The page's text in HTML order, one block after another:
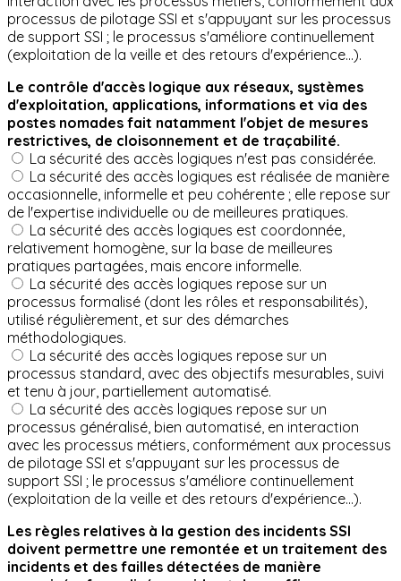
processus de pilotage SSI et s'appuyant sur les processus
de support SSI ; le processus s'améliore continuellement
(exploitation de la veille et des retours d'expérience...).
Le contrôle d'accès logique aux réseaux, systèmes
d'exploitation, applications, informations et via des
postes nomades fait natamment l'objet de mesures
restrictives, de cloisonnement et de traçabilité.
La sécurité des accès logiques n'est pas considérée.
La sécurité des accès logiques est réalisée de manière
occasionnelle, informelle et peu cohérente ; elle repose sur
de l'expertise individuelle ou de meilleures pratiques.
La sécurité des accès logiques est coordonnée,
relativement homogène, sur la base de meilleures
pratiques partagées, mais encore informelle.
La sécurité des accès logiques repose sur un
processus formalisé (dont les rôles et responsabilités),
utilisé régulièrement, et sur des démarches
méthodologiques.
La sécurité des accès logiques repose sur un
processus standard, avec des objectifs mesurables, suivi
et tenu à jour, partiellement automatisé.
La sécurité des accès logiques repose sur un
processus généralisé, bien automatisé, en interaction
avec les processus métiers, conformément aux processus
de pilotage SSI et s'appuyant sur les processus de
support SSI ; le processus s'améliore continuellement
(exploitation de la veille et des retours d'expérience...).
Les règles relatives à la gestion des incidents SSI
doivent permettre une remontée et un traitement des
incidents et des failles détectées de manière